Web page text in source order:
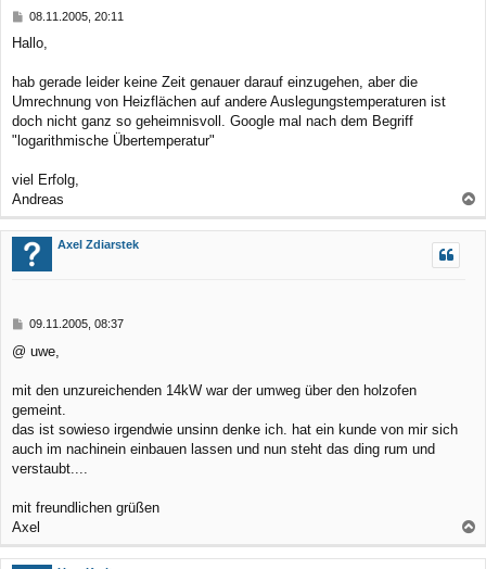
B
i
r
a
08.11.2005, 20:11
Hallo,
hab gerade leider keine Zeit genauer darauf einzugehen, aber die
Umrechnung von Heizflächen auf andere Auslegungstemperaturen ist
doch nicht ganz so geheimnisvoll. Google mal nach dem Begriff
"logarithmische Übertemperatur"
viel Erfolg,
Andreas
a
Axel Zdiarstek
B
i
r
a
09.11.2005, 08:37
@ uwe,
mit den unzureichenden 14kW war der umweg über den holzofen
gemeint.
das ist sowieso irgendwie unsinn denke ich. hat ein kunde von mir sich
auch im nachinein einbauen lassen und nun steht das ding rum und
verstaubt....
mit freundlichen grüßen
Axel
a